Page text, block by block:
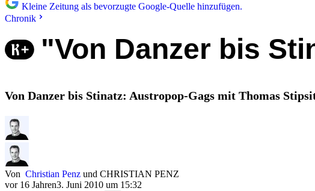
Kleine Zeitung als bevorzugte Google-Quelle hinzufügen.
Chronik
"Von Danzer bis
Von Danzer bis Stinatz: Austropop-Gags mit Thomas
Von Christian Penz und CHRISTIAN PENZ
vor 16 Jahren3. Juni 2010 um 15:32